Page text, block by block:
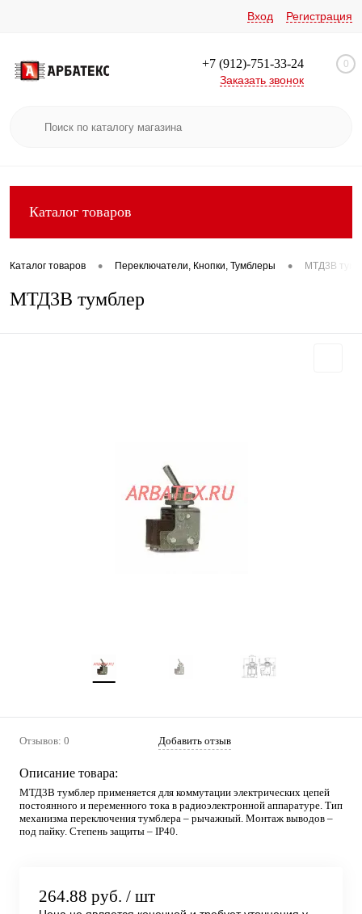
Вход Регистрация
+7 (912)-751-33-24
Заказать звонок
0
Каталог товаров
Каталог товаров • Переключатели, Кнопки, Тумблеры • МТД3В
МТД3В тумблер
Отзывов: 0 Добавить отзыв
Описание товара:
МТД3В тумблер применяется для коммутации электрических цепей
постоянного и переменного тока в радиоэлектронной аппаратуре. Тип
механизма переключения тумблера – рычажный. Монтаж выводов –
под пайку. Степень защиты – IP40.
264.88 руб. / шт